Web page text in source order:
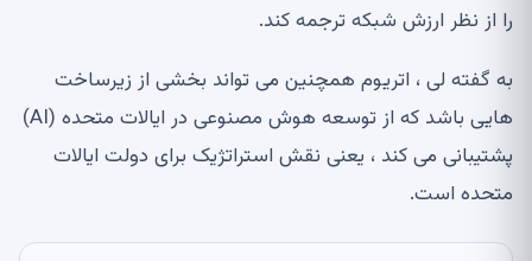
را از نظر ارزش شبکه ترجمه کند.
به گفته لی ، اتریوم همچنین می تواند بخشی از زیرساخت
هایی باشد که از توسعه هوش مصنوعی در ایالات متحده (AI)
پشتیبانی می کند ، یعنی نقش استراتژیک برای دولت ایالات
متحده است.